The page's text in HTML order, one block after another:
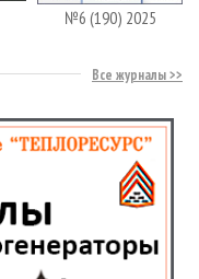
№6 (190) 2025
Все журналы